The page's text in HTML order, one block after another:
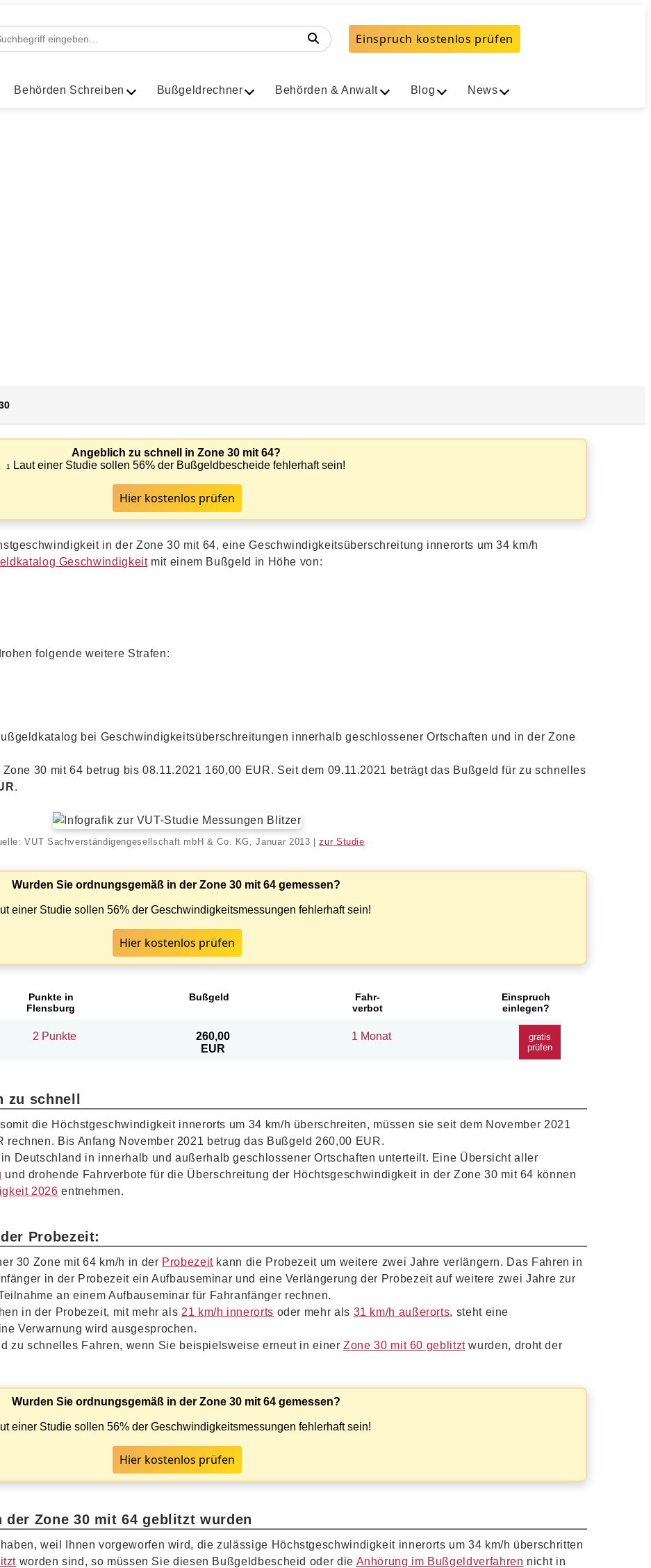
Einspruch kostenlos prüfen
Behörden Schreiben Bußgeldrechner Behörden & Anwalt Blog News
Angeblich zu schnell in Zone 30 mit 64?
1 Laut einer Studie sollen 56% der Bußgeldbescheide fehlerhaft sein!
Hier kostenlos prüfen
in der Zone 30 mit 64, eine Geschwindigkeitsüberschreitung innerorts um 34 km/h
Geschwindigkeitmit einem Bußgeld in Höhe von:
folgende weitere Strafen:
bei Geschwindigkeitsüberschreitungen innerhalb geschlossener Ortschaften und in der Zone
30 mit 64 betrug bis 08.11.2021 160,00 EUR. Seit dem 09.11.2021 beträgt das Bußgeld für zu schnelles
.
VUT Sachverständigengesellschaft mbH & Co. KG, Januar 2013 |zur Studie
Wurden Sie ordnungsgemäß in der Zone 30 mit 64 gemessen?
einer Studie sollen 56% der Geschwindigkeitsmessungen fehlerhaft sein!
Hier kostenlos prüfen
Punkte in
Flensburg
Bußgeld
Fahr-
verbot
Einspruch
einlegen?
2 Punkte
260,00
EUR
1 Monat
gratis
prüfen
zu schnell
die Höchstgeschwindigkeit innerorts um 34 km/h überschreiten, müssen sie seit dem November 2021
Bis Anfang November 2021 betrug das Bußgeld 260,00 EUR.
Deutschland in innerhalb und außerhalb geschlossener Ortschaften unterteilt. Eine Übersicht aller
und drohende Fahrverbote für die Überschreitung der Höchtsgeschwindigkeit in der Zone 30 mit 64 können
2026 entnehmen.
Probezeit:
30 Zone mit 64 km/h in der Probezeitkann die Probezeit um weitere zwei Jahre verlängern. Das Fahren in
in der Probezeit ein Aufbauseminar und eine Verlängerung der Probezeit auf weitere zwei Jahre zur
an einem Aufbauseminar für Fahranfänger rechnen.
in der Probezeit, mit mehr als 21 km/h innerorts oder mehr als 31 km/h außerorts, steht eine
Verwarnung wird ausgesprochen.
zu schnelles Fahren, wenn Sie beispielsweise erneut in einerZone 30 mit 60 geblitztwurden, droht der
Wurden Sie ordnungsgemäß in der Zone 30 mit 64 gemessen?
einer Studie sollen 56% der Geschwindigkeitsmessungen fehlerhaft sein!
Hier kostenlos prüfen
Zone 30 mit 64 geblitzt wurden
weil Ihnen vorgeworfen wird, die zulässige Höchstgeschwindigkeit innerorts um 34 km/h überschritten
worden sind, so müssen Sie diesen Bußgeldbescheid oder die Anhörung im Bußgeldverfahren nicht in